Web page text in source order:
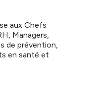
aux Chefs
Managers,
de prévention,
en santé et